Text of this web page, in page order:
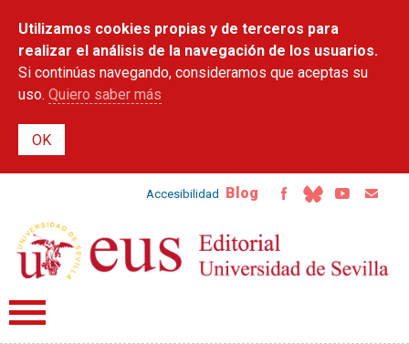
contenido
principal
Utilizamos cookies propias y de terceros para
realizar el análisis de la navegación de los usuarios.
Si continúas navegando, consideramos que aceptas su
uso. Quiero saber más
Accesibilidad Blog